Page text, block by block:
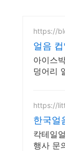
https://
얼음
아이스
덩어리
https://
한국얼
칵테일
행사 문